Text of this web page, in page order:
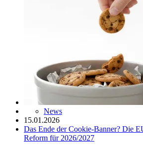
News
15.01.2026
Das Ende der Cookie-Banner? Die
Reform für 2026/2027